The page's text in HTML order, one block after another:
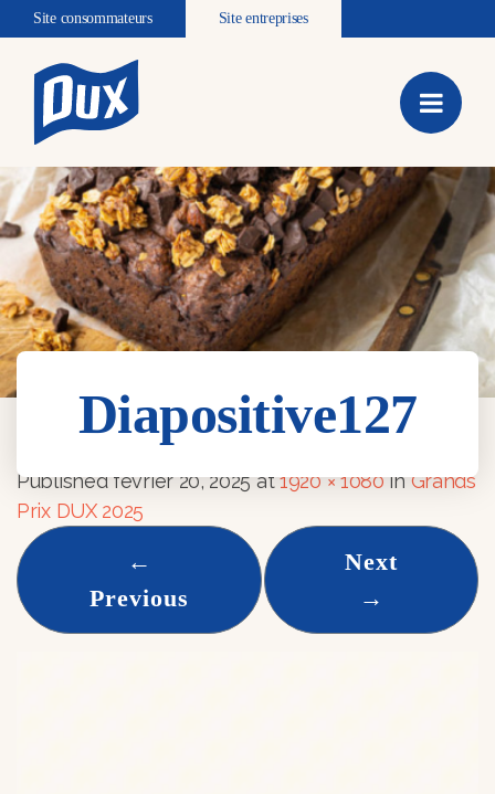
Site consommateurs Site entreprises
Diapositive127
Diapositive127
Publishedfévrier 20, 2025at1920 × 1080inGrands
Prix DUX 2025
←
Previous
Next
→